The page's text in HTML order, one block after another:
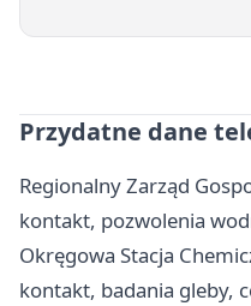
Przydatne dane
Regionalny Zarząd
kontakt, pozwolenia
Okręgowa Stacja
kontakt, badania gleby,